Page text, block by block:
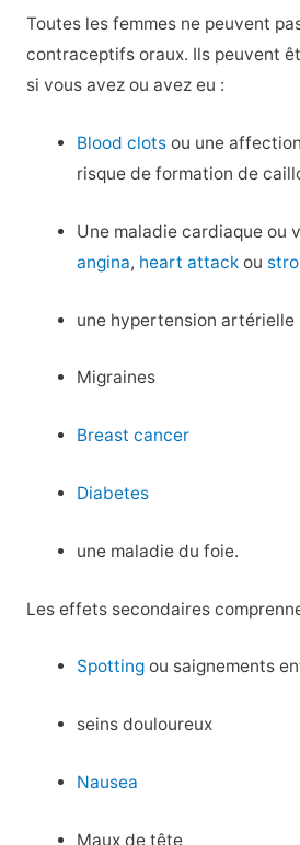
Toutes les femmes ne peuvent
contraceptifs oraux. Ils peuvent
si vous avez ou avez eu :
Blood clots ou une
risque de formation de
Une maladie cardiaque ou
angina, heart attack ou
une hypertension artérielle
Migraines
Breast cancer
Diabetes
une maladie du foie.
Les effets secondaires
Spotting ou saignements
seins douloureux
Nausea
Maux de tête